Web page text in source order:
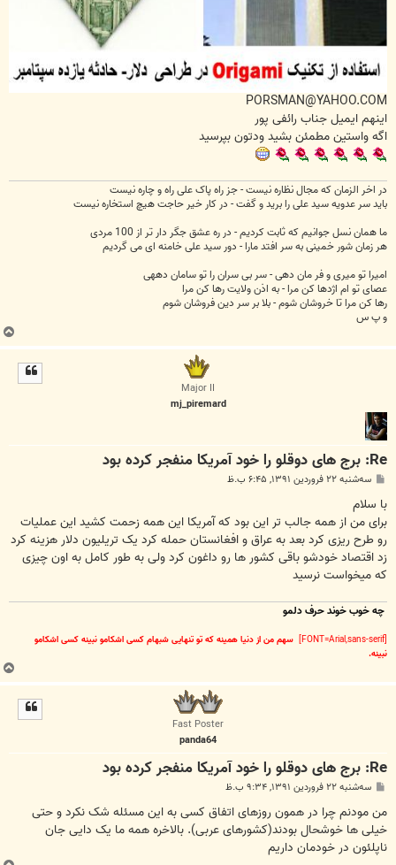
PORSMAN@YAHOO.COM
اینهم ایمیل جناب رائفی پور
اگه واستین مطمئن بشید ودتون بپرسید
در اخر الزمان که مجال نظاره نیست - جز راه پاک علی راه و چاره نیست
باید سر عدویه سید علی را برید و گفت - در کار خیر حاجت هیچ استخاره نیست
ما همان نسل جوانیم که ثابت کردیم - در ره عشق جگر دار تر از 100 مردی
هر زمان شور خمینی به سر افتد مارا - دور سید علی خامنه ای می گردیم
امیرا تو میری و فر مان دهی - سر بی سران را تو سامان دههی
عصای تو ام اژدها کن مرا - به اذن ولایت رها کن مرا
رها کن مرا تا خروشان شوم - بلا بر سر دین فروشان شوم
و پ س
ب
ا
Major II
mj_piremard
Re: برج های دوقلو را خود آمریکا منفجر کرده بود
پ
ت
سه‌شنبه ۲۲ فروردین ۱۳۹۱, ۶:۴۵ ب.ظ
با سلام
برای من از همه جالب تر این بود که آمریکا این همه زحمت کشید این عملیات
رو طرح ریزی کرد بعد به عراق و افغانستان حمله کرد یک تریلیون دلار هزینه کرد
زد اقتصاد خودشو باقی کشور ها رو داغون کرد ولی به طور کامل به اون چیزی
که میخواست نرسید
چه خوب خوند حرف دلمو
سهم من از دنیا همینه که تو تنهایی شبهام کسی اشکامو نبینه کسی اشکامو
نبینه.
ب
ا
Fast Poster
panda64
Re: برج های دوقلو را خود آمریکا منفجر کرده بود
پ
ت
سه‌شنبه ۲۲ فروردین ۱۳۹۱, ۹:۳۴ ب.ظ
من مودنم چرا در همون روزهای اتفاق کسی به این مسئله شک نکرد و حتی
خیلی ها خوشحال بودند(کشورهای عربی). بالاخره همه ما یک دایی جان
ناپلئون در خودمان داریم